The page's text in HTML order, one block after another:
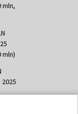
mln,
mln)